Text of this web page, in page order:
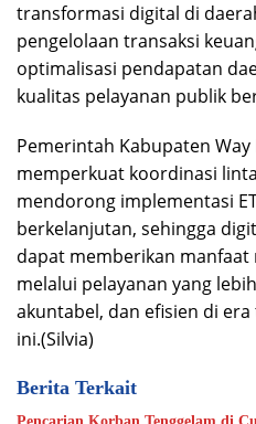
transformasi digital di
pengelolaan transaksi
optimalisasi pendapatan
kualitas pelayanan publik
Pemerintah Kabupaten
memperkuat koordinasi
mendorong implementasi
berkelanjutan, sehingga
dapat memberikan manfaat
melalui pelayanan yang
akuntabel, dan efisien di
ini.(Silvia)
Berita Terkait